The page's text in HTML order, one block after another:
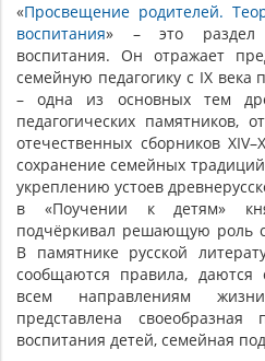
«Просвещение родителей.
воспитания» – это раздел
воспитания. Он отражает
семейную педагогику с IX
– одна из основных тем
педагогических памятников,
отечественных сборников
сохранение семейных
укреплению устоев
в «Поучении к детям»
подчёркивал решающую роль
В памятнике русской
сообщаются правила, даются
всем направлениям
представлена своеобразная
воспитания детей, семейная